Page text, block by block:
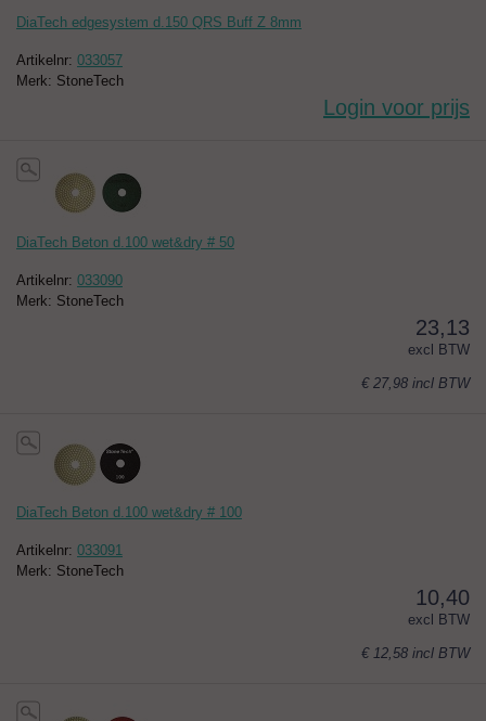
DiaTech edgesystem d.150 QRS Buff Z 8mm
Artikelnr: 033057
Merk: StoneTech
Login voor prijs
DiaTech Beton d.100 wet&dry # 50
Artikelnr: 033090
Merk: StoneTech
23,13
excl BTW
€ 27,98 incl BTW
DiaTech Beton d.100 wet&dry # 100
Artikelnr: 033091
Merk: StoneTech
10,40
excl BTW
€ 12,58 incl BTW